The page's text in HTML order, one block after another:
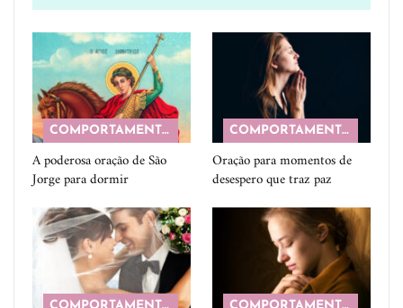
COMPORTAMENTO
A poderosa oração de São
Jorge para dormir
COMPORTAMENTO
Oração para momentos de
desespero que traz paz